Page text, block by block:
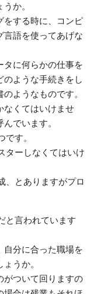
か。
をする時に、コンピ
言語を使ってあげな
タに何らかの仕事を
のような手続きをし
ようなものです。
なくてはいけませ
でいます。
す。
ターしなくてはいけ
、とありますがプロ
と言われています
自分に合った職場を
うか。
がついて回りますの